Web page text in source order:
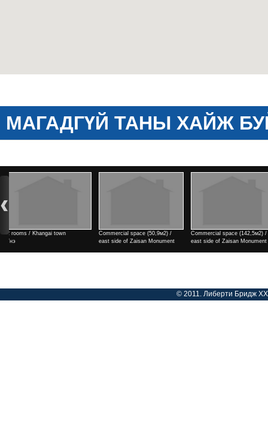
МАГАДГҮЙ ТАНЫ ХАЙЖ
Commercial space (50,9м2) /
east side of Zaisan Monument
Commercial space (142,5м2) /
east side of Zaisan Monument
Commercial space (182м2)
side of Zaisan Monument
© 2011. Либерти Бридж